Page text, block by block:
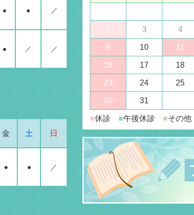
● ● ／
● ／ ／
金 土 日
● ● ／
2 3 4
9 10 11
16 17 18
23 24 25
30 31
■休診 ■午後休診 ■その他